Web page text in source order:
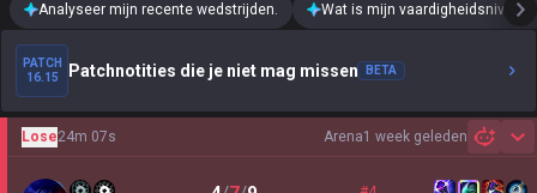
Analyseer mijn recente wedstrijden. Wat is mijn vaardigheidsniveau?
PATCH
16.15
Patchnotities die je niet mag missen BETA
Arena1 week geleden
Lose24m 07s